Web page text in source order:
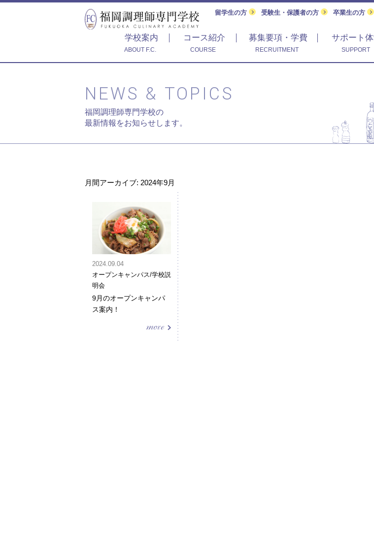
留学生の方 受験生・保護者の方 卒業生の方
学校案内
ABOUT F.C.
コース紹介
COURSE
募集要項・学費
RECRUITMENT
サポート体
SUPPORT
NEWS & TOPICS
福岡調理師専門学校の
最新情報をお知らせします。
月間アーカイブ: 2024年9月
2024.09.04
オープンキャンパス/学校説
明会
9月のオープンキャンパ
ス案内！